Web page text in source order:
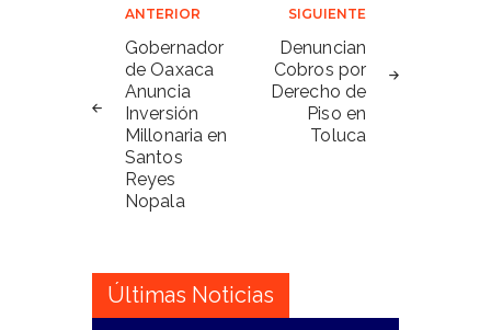
Navegación
de
entradas
ANTERIOR
Gobernador
de Oaxaca
Anuncia
Inversión
Millonaria en
Santos
Reyes
Nopala
SIGUIENTE
Denuncian
Cobros por
Derecho de
Piso en
Toluca
Últimas Noticias